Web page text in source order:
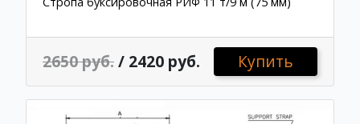
2650 руб./ 2420 руб. Купить